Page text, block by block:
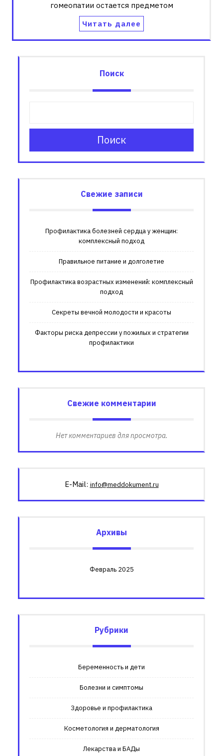
гомеопатии остается предметом
Читать далее
Поиск
Поиск
Свежие записи
Профилактика болезней сердца у женщин:
комплексный подход
Правильное питание и долголетие
Профилактика возрастных изменений: комплексный
подход
Секреты вечной молодости и красоты
Факторы риска депрессии у пожилых и стратегии
профилактики
Свежие комментарии
Нет комментариев для просмотра.
E-Mail: info@meddokument.ru
Архивы
Февраль 2025
Рубрики
Беременность и дети
Болезни и симптомы
Здоровье и профилактика
Косметология и дерматология
Лекарства и БАДы